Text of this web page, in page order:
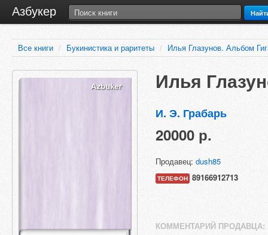
Азбукер
Все книги / Букинистика и раритеты / Илья Глазунов. Альбом
Илья
И. Э. Грабарь
20000 р.
Продавец: dush85
ТЕЛЕФОН 89166912713
КОММЕНТАРИЙ ПРОДАВЦА: